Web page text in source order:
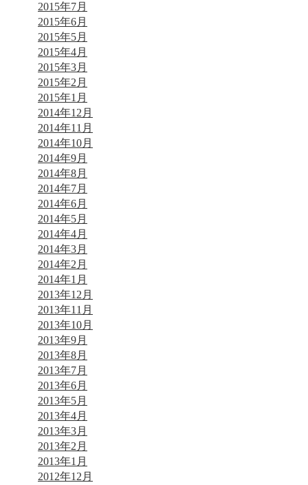
2015年7月
2015年6月
2015年5月
2015年4月
2015年3月
2015年2月
2015年1月
2014年12月
2014年11月
2014年10月
2014年9月
2014年8月
2014年7月
2014年6月
2014年5月
2014年4月
2014年3月
2014年2月
2014年1月
2013年12月
2013年11月
2013年10月
2013年9月
2013年8月
2013年7月
2013年6月
2013年5月
2013年4月
2013年3月
2013年2月
2013年1月
2012年12月